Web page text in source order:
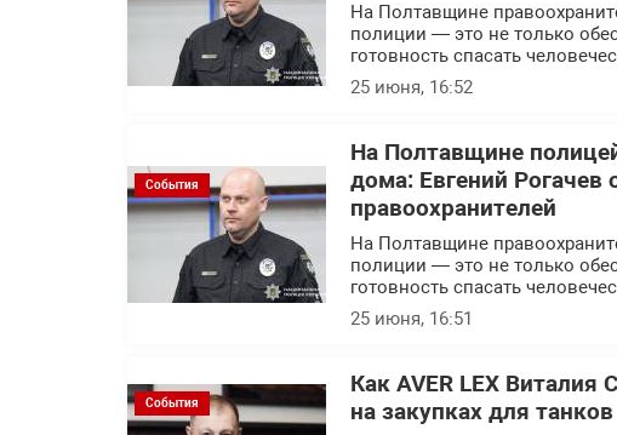
На Полтавщине
полиции — это не только
готовность спасать
25 июня, 16:52
События
На Полтавщине
дома: Евгений
правоохранителей
На Полтавщине
полиции — это не только
готовность спасать
25 июня, 16:51
События
Как AVER LEX
на закупках для танков